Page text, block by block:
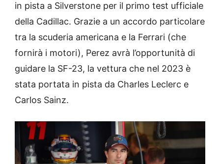
in pista a Silverstone per il primo test ufficiale
della Cadillac. Grazie a un accordo particolare
tra la scuderia americana e la Ferrari (che
fornirà i motori), Perez avrà l’opportunità di
guidare la SF-23, la vettura che nel 2023 è
stata portata in pista da Charles Leclerc e
Carlos Sainz.